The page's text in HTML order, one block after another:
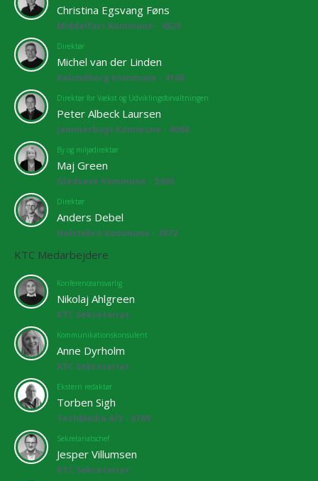
Christina Egsvang Føns
Middelfart Kommune - 4525
Direktør
Michel van der Linden
Kalundborg Kommune - 4108
Direktør for Vækst og Udviklingsforvaltningen
Peter Albeck Laursen
Jammerbugt Kommune - 4068
By og miljødirektør
Maj Green
Gladsaxe Kommune - 3460
Direktør
Anders Debel
Holstebro Kommune - 3872
KTC Medarbejdere
Konferenceansvarlig
Nikolaj Ahlgreen
KTC Sekretariat
Kommunikationskonsulent
Anne Dyrholm
KTC Sekretariat
Ekstern redaktør
Torben Sigh
TechMedia A/S - 6769
Sekretariatschef
Jesper Villumsen
KTC Sekretariat